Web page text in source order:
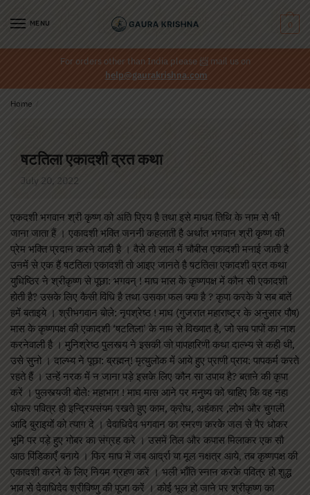
MENU 0
For orders other than India please 📨 mail us on
help@gaurakrishna.com
Home
षटतिला एकादशी व्रत कथा
July 20, 2022
एकदशी भगवान श्री कृष्ण को अति प्रिय है तथा इसे माधव तिथि के नाम से भी
जाना जाता हैं । एकादशी भक्ति जननी कहलाती है अर्थात भगवान श्री कृष्ण की
प्रेम भक्ति प्रदान करने वाली है । वैसे तो साल में चौबीस एकादशी मनाई जाती है
उनमें से एक हैं षटतिला एकादशी तो आइए जानते है षटतिला एकादशी व्रत कथा
युधिष्ठिर ने श्रीकृष्ण से पूछा: भगवन् ! माघ मास के कृष्णपक्ष में कौन सी एकादशी
होती है? उसके लिए कैसी विधि है तथा उसका फल क्या है ? कृपा करके ये सब बातें
हमें बताइये । श्रीभगवान बोले: नृपश्रेष्ठ ! माघ (गुजरात महाराष्ट्र के अनुसार पौष)
मास के कृष्णपक्ष की एकादशी ‘षटतिला’ के नाम से विख्यात है, जो सब पापों का नाश
करनेवाली है । मुनिश्रेष्ठ पुलस्त्य ने इसकी जो पापहारिणी कथा दाल्भ्य से कही थी,
उसे सुनो । दाल्भ्य ने पूछा: ब्रह्मन्! मृत्युलोक में आये हुए प्राणी प्राय: पापकर्म करते
रहते हैं । उन्हें नरक में न जाना पड़े इसके लिए कौन सा उपाय है? बताने की कृपा
करें । पुलस्त्यजी बोले: महाभाग ! माघ मास आने पर मनुष्य को चाहिए कि वह नहा
धोकर पवित्र हो इन्द्रियसंयम रखते हुए काम, क्रोध, अहंकार ,लोभ और चुगली
आदि बुराइयों को त्याग दे । देवाधिदेव भगवान का स्मरण करके जल से पैर धोकर
भूमि पर पड़े हुए गोबर का संग्रह करे । उसमें तिल और कपास मिलाकर एक सौ
आठ पिंडिकाएँ बनाये । फिर माघ में जब आर्द्रा या मूल नक्षत्र आये, तब कृष्णपक्ष की
एकादशी करने के लिए नियम ग्रहण करें । भली भाँति स्नान करके पवित्र हो शुद्ध
भाव से देवाधिदेव श्रीविष्णु की पूजा करें । कोई भूल हो जाने पर श्रीकृष्ण का